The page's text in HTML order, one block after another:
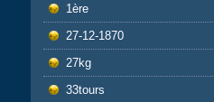
1ère
27-12-1870
27kg
33tours